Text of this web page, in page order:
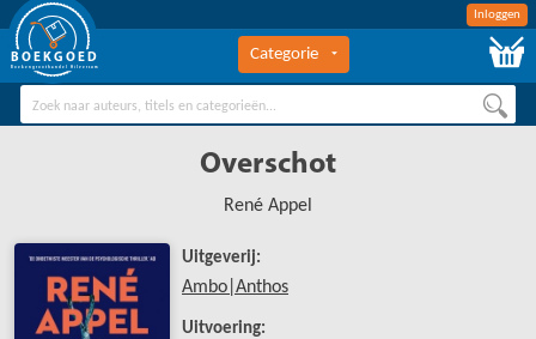
Inloggen
BOEKGOED
Boekengroothandel Hilversum
Categorie
Overschot
René Appel
Uitgeverij:
Ambo|Anthos
Uitvoering: